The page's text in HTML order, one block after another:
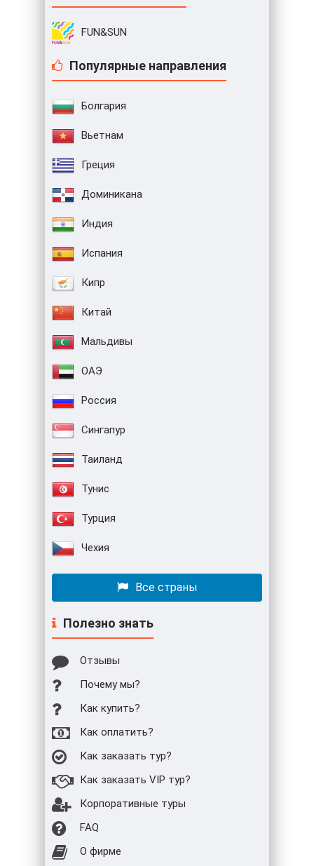
FUN&SUN
Популярные направления
Болгария
Вьетнам
Греция
Доминикана
Индия
Испания
Кипр
Китай
Мальдивы
ОАЭ
Россия
Сингапур
Таиланд
Тунис
Турция
Чехия
Все страны
Полезно знать
Отзывы
Почему мы?
Как купить?
Как оплатить?
Как заказать тур?
Как заказать VIP тур?
Корпоративные туры
FAQ
О фирме